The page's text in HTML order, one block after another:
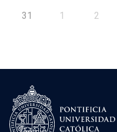
31 1 2